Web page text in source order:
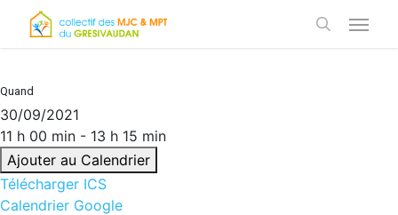
Quand
30/09/2021
11 h 00 min - 13 h 15 min
Ajouter au Calendrier
Télécharger ICS
Calendrier Google